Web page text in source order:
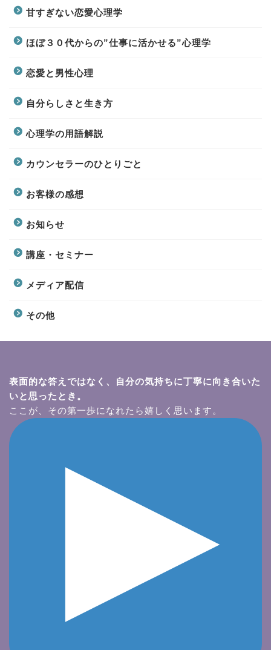
甘すぎない恋愛心理学
ほぼ３０代からの”仕事に活かせる”心理学
恋愛と男性心理
自分らしさと生き方
心理学の用語解説
カウンセラーのひとりごと
お客様の感想
お知らせ
講座・セミナー
メディア配信
その他
表面的な答えではなく、自分の気持ちに丁寧に向き合いた
いと思ったとき。
ここが、その第一歩になれたら嬉しく思います。